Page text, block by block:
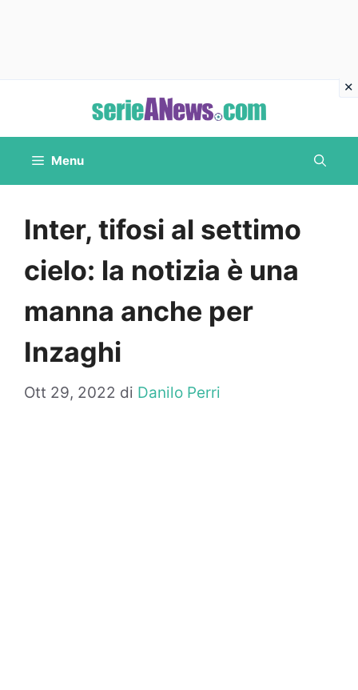
contenuto
Menu
Inter, tifosi al settimo
cielo: la notizia è una
manna anche per
Inzaghi
Ott 29, 2022 di Danilo Perri